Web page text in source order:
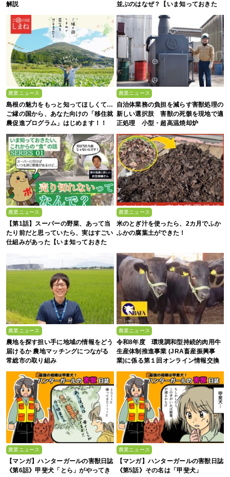
解説
並ぶのはなぜ？【いま知っておきた
い、これからの”食”の話】
農業ニュース
島根の魅力をもっと知ってほしくて…
ご縁の国から、あなた向けの「移住就
農促進プログラム」はじめます！！
農業ニュース
自治体業務の負担を減らす害獣処理の
新しい選択肢 害獣の死骸を現地で適
正処理 小型・超高温焼却炉
『ACE0.5型』
農業ニュース
【第1話】スーパーの野菜、あって当
たり前だと思っていたら、実はすごい
仕組みがあった【いま知っておきた
農業ニュース
米のとぎ汁を使ったら、2カ月でふか
ふかの腐葉土ができた！
農業ニュース
農地を探す担い手に地域の情報をどう
届けるか 農地マッチングにつながる
常総市の取り組み
農業ニュース
令和8年度 環境調和型持続的肉用牛
生産体制推進事業 (JRA畜産振興事
業)に係る第１回オンライン情報交換
会
農業ニュース
【マンガ】ハンターガールの害獣日誌
《第6話》甲斐犬「とら」がやってき
農業ニュース
【マンガ】ハンターガールの害獣日誌
《第5話》その名は「甲斐犬」